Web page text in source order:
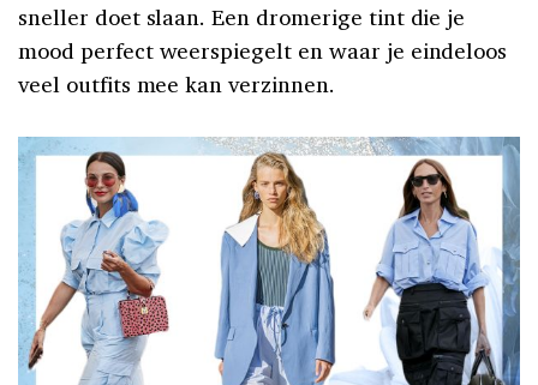
sneller doet slaan. Een dromerige tint die je
mood perfect weerspiegelt en waar je eindeloos
veel outfits mee kan verzinnen.